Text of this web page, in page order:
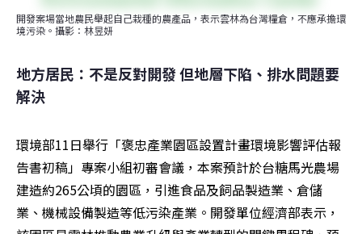
開發案場當地農民舉起自己栽種的農產品，表示雲林為台灣糧倉，不應承擔環
境污染。攝影：林昱妍
地方居民：不是反對開發 但地層下陷、排水問題要
解決
環境部11日舉行「褒忠產業園區設置計畫環境影響評估報
告書初稿」專案小組初審會議，本案預計於台糖馬光農場
建造約265公頃的園區，引進食品及飼品製造業、倉儲
業、機械設備製造等低污染產業。開發單位經濟部表示，